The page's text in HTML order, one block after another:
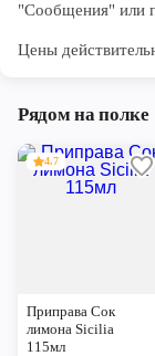
"Сообщения" или
Цены
Рядом на полке
4.7
Приправа Сок
лимона Sicilia
115мл